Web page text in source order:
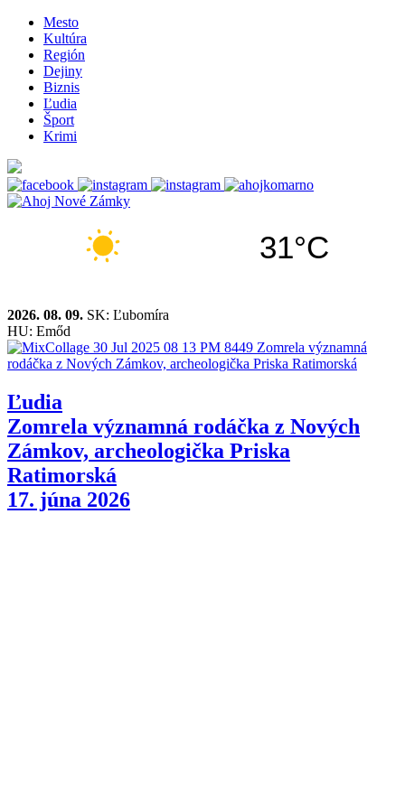
Mesto
Kultúra
Región
Dejiny
Biznis
Ľudia
Šport
Krimi
31°C
2026. 08. 09. SK: Ľubomíra
HU: Emőd
Ľudia
Zomrela významná rodáčka z Nových
Zámkov, archeologička Priska
Ratimorská
17. júna 2026